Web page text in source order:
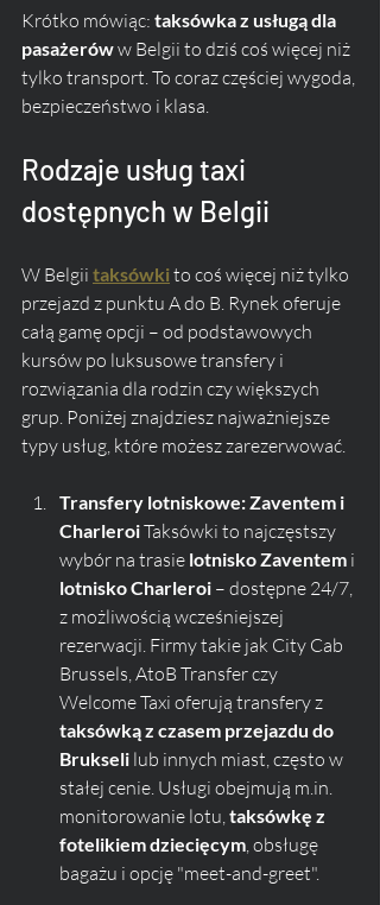
Krótko mówiąc: taksówka z usługą dla
pasażerów w Belgii to dziś coś więcej niż
tylko transport. To coraz częściej wygoda,
bezpieczeństwo i klasa.
Rodzaje usług taxi
dostępnych w Belgii
W Belgii taksówki to coś więcej niż tylko
przejazd z punktu A do B. Rynek oferuje
całą gamę opcji – od podstawowych
kursów po luksusowe transfery i
rozwiązania dla rodzin czy większych
grup. Poniżej znajdziesz najważniejsze
typy usług, które możesz zarezerwować.
Transfery lotniskowe: Zaventem i
Charleroi Taksówki to najczęstszy
wybór na trasie lotnisko Zaventem i
lotnisko Charleroi – dostępne 24/7,
z możliwością wcześniejszej
rezerwacji. Firmy takie jak City Cab
Brussels, AtoB Transfer czy
Welcome Taxi oferują transfery z
taksówką z czasem przejazdu do
Brukseli lub innych miast, często w
stałej cenie. Usługi obejmują m.in.
monitorowanie lotu, taksówkę z
fotelikiem dziecięcym, obsługę
bagażu i opcję "meet-and-greet".